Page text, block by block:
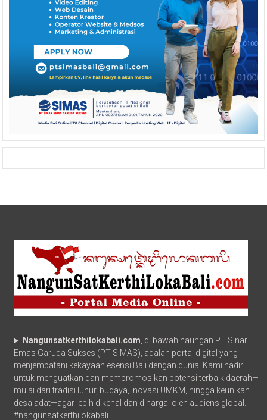
Nangunsatkerthilokabali.com, di bawah naungan PT Sinar
Emas Garuda Sukses (PT SIMAS), adalah portal digital yang
menjembatani kekayaan esensi Bali dengan dunia. Kami hadir
untuk menguatkan dan mempromosikan potensi terbaik daerah—
mulai dari tradisi luhur, budaya, inovasi UMKM, hingga keunikan
desa adat—agar lebih dikenal dan dihargai oleh audiens global.
#nangunsatkerthilokabali